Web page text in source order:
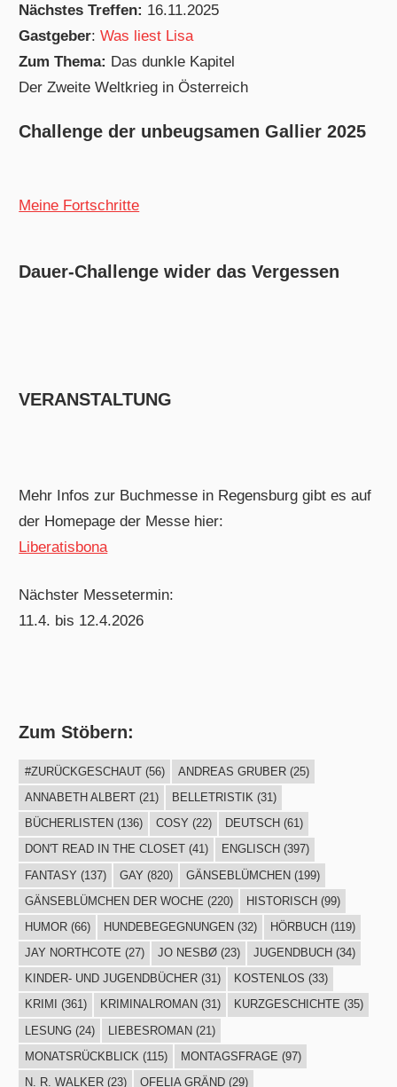
Nächstes Treffen: 16.11.2025
Gastgeber:Was liest Lisa
Zum Thema: Das dunkle Kapitel
Der Zweite Weltkrieg in Österreich
Challenge der unbeugsamen Gallier 2025
Meine Fortschritte
Dauer-Challenge wider das Vergessen
VERANSTALTUNG
Mehr Infos zur Buchmesse in Regensburg gibt es auf
der Homepage der Messe hier:
Liberatisbona
Nächster Messetermin:
11.4. bis 12.4.2026
Zum Stöbern:
#ZURÜCKGESCHAUT(56) ANDREAS GRUBER(25)
ANNABETH ALBERT(21) BELLETRISTIK (31)
BÜCHERLISTEN (136) COSY (22) DEUTSCH (61)
DON'T READ IN THE CLOSET(41) ENGLISCH (397)
FANTASY (137) GAY (820) GÄNSEBLÜMCHEN(199)
GÄNSEBLÜMCHEN DER WOCHE (220) HISTORISCH(99)
HUMOR(66) HUNDEBEGEGNUNGEN (32) HÖRBUCH (119)
JAY NORTHCOTE (27) JO NESBØ(23) JUGENDBUCH (34)
KINDER- UND JUGENDBÜCHER(31) KOSTENLOS (33)
KRIMI
(361) KRIMINALROMAN (31) KURZGESCHICHTE (35)
LESUNG(24) LIEBESROMAN(21)
MONATSRÜCKBLICK (115) MONTAGSFRAGE (97)
N. R. WALKER(23) OFELIA GRÄND(29)